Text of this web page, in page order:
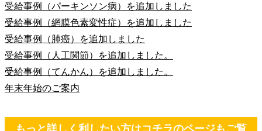
受給事例（パーキンソン病）を追加しました
受給事例（網膜色素変性症）を追加しました
受給事例（肺癌）を追加しました
受給事例（人工関節）を追加しました。
受給事例（てんかん）を追加しました。
年末年始のご案内
もっと詳しく利したい方はコチラのページもご覧